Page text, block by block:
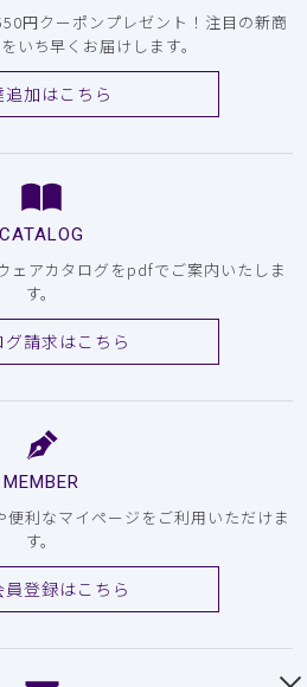
円クーポンプレゼント！注目の新商
いち早くお届けします。
追加はこちら
CATALOG
ェアカタログをpdfでご案内いたしま
す。
グ請求はこちら
MEMBER
利なマイページをご利用いただけま
す。
員登録はこちら